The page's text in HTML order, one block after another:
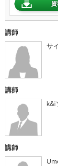
講師
サ
講師
k&i
講師